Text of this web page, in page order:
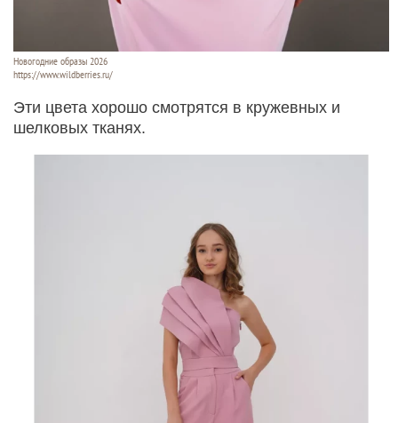
Новогодние образы 2026
https://www.wildberries.ru/
Эти цвета хорошо смотрятся в кружевных и
шелковых тканях.